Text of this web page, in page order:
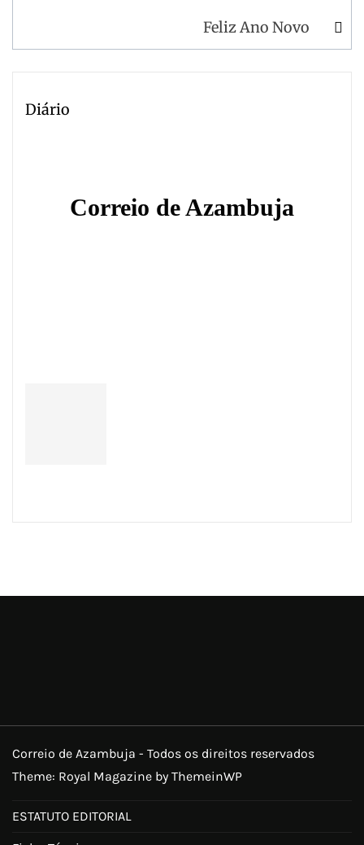
Feliz Ano Novo
Diário
Correio de Azambuja
Correio de Azambuja - Todos os direitos reservados
Theme: Royal Magazine by ThemeinWP
ESTATUTO EDITORIAL